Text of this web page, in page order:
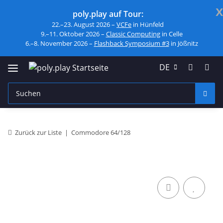
x
poly.play auf Tour:
22.–23. August 2026 – VCFe in Hünfeld
9.–11. Oktober 2026 – Classic Computingin Celle
6.–8. November 2026 – Flashback Symposium #3in Jößnitz
DE
Zurück zur Liste Commodore 64/128